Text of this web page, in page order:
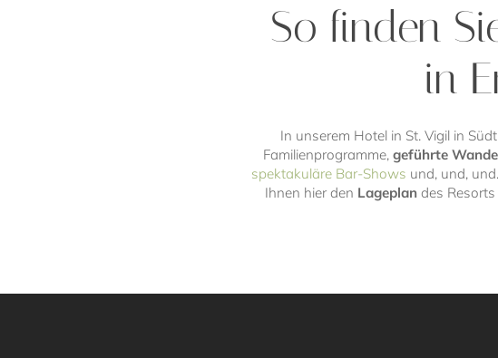
So finden
in
In unserem Hotel in St. Vigil in
Familienprogramme, geführte
spektakuläre Bar-Shows und, und,
Ihnen hier den Lageplandes Resorts